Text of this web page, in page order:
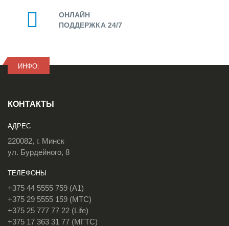
ОНЛАЙН
ПОДДЕРЖКА 24/7
ИНФО:
КОНТАКТЫ
АДРЕС
220082, г. Минск
ул. Бурдейного, 8
ТЕЛЕФОНЫ
+375 44 5555 759 (A1)
+375 29 5555 159 (МТС)
+375 25 777 77 22 (Life)
+375 17 363 31 77 (МГТС)